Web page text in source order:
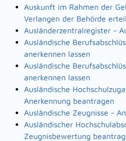
Auskunft im Rahmen der
Verlangen der Behörde
Ausländerzentralregister -
Ausländische
anerkennen lassen
Ausländische
anerkennen lassen
Ausländische
Anerkennung beantragen
Ausländische Zeugnisse -
Ausländischer
Zeugnisbewertung